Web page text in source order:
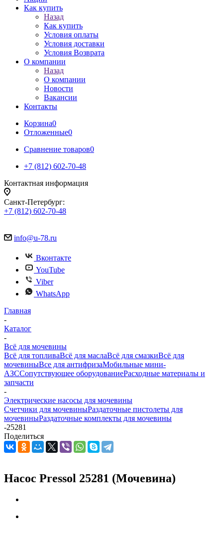
Как купить
Назад
Как купить
Условия оплаты
Условия доставки
Условия Возврата
О компании
Назад
О компании
Новости
Вакансии
Контакты
Корзина0
Отложенные0
Сравнение товаров0
+7 (812) 602-70-48
Контактная информация
Санкт-Петербург:
+7 (812) 602-70-48
info@u-78.ru
Вконтакте
YouTube
Viber
WhatsApp
Главная
-
Каталог
-
Всё для мочевины
Всё для топливаВсё для маслаВсё для смазкиВсё для
мочевиныВсе для антифризаМобильные мини-
АЗССопутствующее оборудованиеРасходные материалы и
запчасти
-
Электрические насосы для мочевины
Счетчики для мочевиныРаздаточные пистолеты для
мочевиныРаздаточные комплекты для мочевины
-25281
Поделиться
Насос Pressol 25281 (Мочевина)